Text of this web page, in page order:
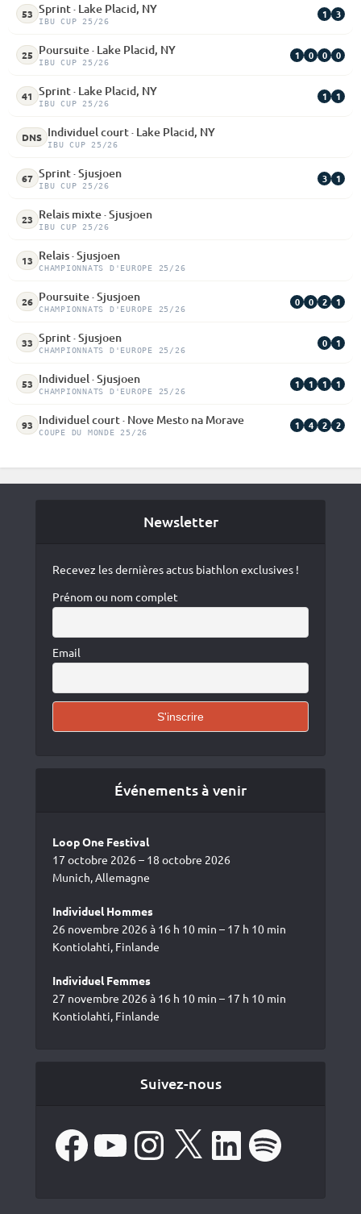
53 Sprint · Lake Placid, NY
IBU CUP 25/26
1 3
25 Poursuite · Lake Placid, NY
IBU CUP 25/26
1 0 0 0
41 Sprint · Lake Placid, NY
IBU CUP 25/26
1 1
DNS Individuel court · Lake Placid, NY
IBU CUP 25/26
67 Sprint · Sjusjoen
IBU CUP 25/26
3 1
23 Relais mixte · Sjusjoen
IBU CUP 25/26
13 Relais · Sjusjoen
CHAMPIONNATS D'EUROPE 25/26
26 Poursuite · Sjusjoen
CHAMPIONNATS D'EUROPE 25/26
0 0 2 1
33 Sprint · Sjusjoen
CHAMPIONNATS D'EUROPE 25/26
0 1
53 Individuel · Sjusjoen
CHAMPIONNATS D'EUROPE 25/26
1 1 1 1
93 Individuel court · Nove Mesto na Morave
COUPE DU MONDE 25/26
1 4 2 2
Newsletter
Recevez les dernières actus biathlon exclusives !
Prénom ou nom complet
Email
Événements à venir
Loop One Festival
17 octobre 2026 – 18 octobre 2026
Munich, Allemagne
Individuel Hommes
26 novembre 2026 à 16 h 10 min – 17 h 10 min
Kontiolahti, Finlande
Individuel Femmes
27 novembre 2026 à 16 h 10 min – 17 h 10 min
Kontiolahti, Finlande
Suivez-nous
Facebook Instagram LinkedIn Spotify